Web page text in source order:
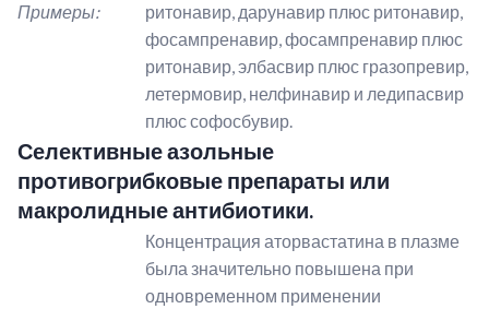
Примеры:
ритонавир, дарунавир плюс ритонавир,
фосампренавир, фосампренавир плюс
ритонавир, элбасвир плюс гразопревир,
летермовир, нелфинавир и ледипасвир
плюс софосбувир.
Селективные азольные
противогрибковые препараты или
макролидные антибиотики.
Концентрация аторвастатина в плазме
была значительно повышена при
одновременном применении